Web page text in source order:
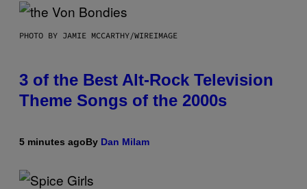
PHOTO BY JAMIE MCCARTHY/WIREIMAGE
3 of the Best Alt-Rock Television
Theme Songs of the 2000s
5 minutes agoBy Dan Milam